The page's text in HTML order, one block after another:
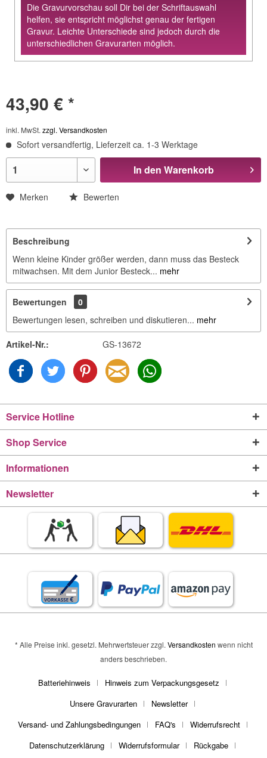
Die Gravurvorschau soll Dir bei der Schriftauswahl
helfen, sie entspricht möglichst genau der fertigen
Gravur. Leichte Unterschiede sind jedoch durch die
unterschiedlichen Gravurarten möglich.
43,90 € *
inkl. MwSt. zzgl. Versandkosten
Sofort versandfertig, Lieferzeit ca. 1-3 Werktage
In den Warenkorb
Merken Bewerten
Beschreibung
Wenn kleine Kinder größer werden, dann muss das Besteck
mitwachsen. Mit dem Junior Besteck... mehr
Bewertungen
0
Bewertungen lesen, schreiben und diskutieren... mehr
Artikel-Nr.: GS-13672
Service Hotline
Shop Service
Informationen
Newsletter
* Alle Preise inkl. gesetzl. Mehrwertsteuer zzgl. Versandkosten wenn nicht
anders beschrieben.
Batteriehinweis
Hinweis zum Verpackungsgesetz
Unsere Gravurarten
Newsletter
Versand- und Zahlungsbedingungen
FAQ's
Widerrufsrecht
Datenschutzerklärung
Widerrufsformular Rückgabe